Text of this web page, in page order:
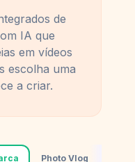
de
IA que
em vídeos
escolha uma
a criar.
Photo Vlog